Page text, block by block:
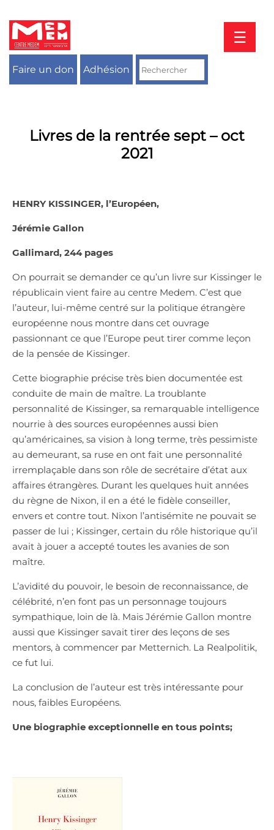
contenu
☰
Faire un don Adhésion
Livres de la rentrée sept – oct
2021
HENRY KISSINGER, l’Européen,
Jérémie Gallon
Gallimard, 244 pages
On pourrait se demander ce qu’un livre sur Kissinger le
républicain vient faire au centre Medem. C’est que
l’auteur, lui-même centré sur la politique étrangère
européenne nous montre dans cet ouvrage
passionnant ce que l’Europe peut tirer comme leçon
de la pensée de Kissinger.
Cette biographie précise très bien documentée est
conduite de main de maître. La troublante
personnalité de Kissinger, sa remarquable intelligence
nourrie à des sources européennes aussi bien
qu’américaines, sa vision à long terme, très pessimiste
au demeurant, sa ruse en ont fait une personnalité
irremplaçable dans son rôle de secrétaire d’état aux
affaires étrangères. Durant les quelques huit années
du règne de Nixon, il en a été le fidèle conseiller,
envers et contre tout. Nixon l’antisémite ne pouvait se
passer de lui ; Kissinger, certain du rôle historique qu’il
avait à jouer a accepté toutes les avanies de son
maître.
L’avidité du pouvoir, le besoin de reconnaissance, de
célébrité, n’en font pas un personnage toujours
sympathique, loin de là. Mais Jérémie Gallon montre
aussi que Kissinger savait tirer des leçons de ses
mentors, à commencer par Metternich. La Realpolitik,
ce fut lui.
La conclusion de l’auteur est très intéressante pour
nous, faibles Européens.
Une biographie exceptionnelle en tous points;